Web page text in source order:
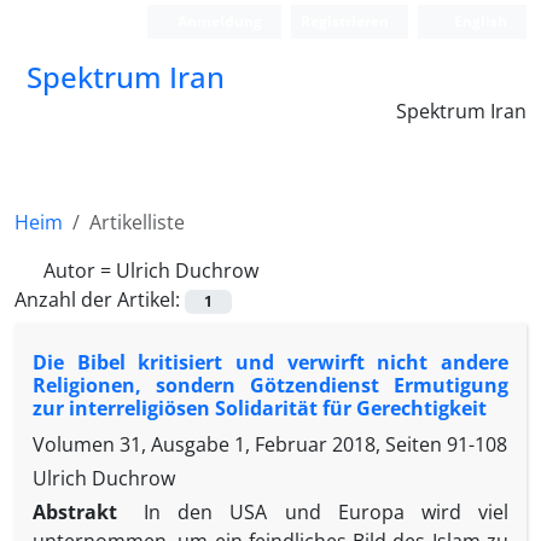
Spektrum Iran
Spektrum Iran
Heim
Artikelliste
Autor = Ulrich Duchrow
Anzahl der Artikel:
1
Die Bibel kritisiert und verwirft nicht andere
Religionen, sondern Götzendienst Ermutigung
zur interreligiösen Solidarität für Gerechtigkeit
Volumen 31, Ausgabe 1, Februar 2018, Seiten 91-108
Ulrich Duchrow
Abstrakt
In den USA und Europa wird viel